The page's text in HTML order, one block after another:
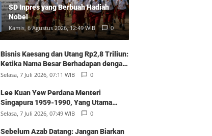
SD Inpres yang Berbuah Hadiah
Nobel
Kamis, 6 Agustus 2026, 12:49 WIB 0
Bisnis Kaesang dan Utang Rp2,8 Triliun:
Ketika Nama Besar Berhadapan dengan
Hukum Pasar
Selasa, 7 Juli 2026, 07:11 WIB 0
Lee Kuan Yew Perdana Menteri
Singapura 1959-1990, Yang Utama
Diantara Yang Sederajat
Selasa, 7 Juli 2026, 07:49 WIB 0
Sebelum Azab Datang: Jangan Biarkan